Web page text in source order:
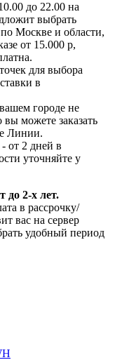
до 22.00 на
выбрать
Москве и области,
от 15.000 р,
для выбора
в
городе не
вы можете заказать
Линии.
от 2 дней в
уточняйте у
до 2-х лет.
в рассрочку/
вас на сервер
удобный период